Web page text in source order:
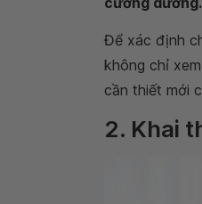
Để xác định
không chỉ
cần thiết mới
2. Khai